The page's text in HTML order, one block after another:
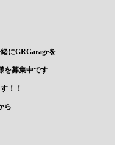
にGRGarageを
を募集中です
！！
ら